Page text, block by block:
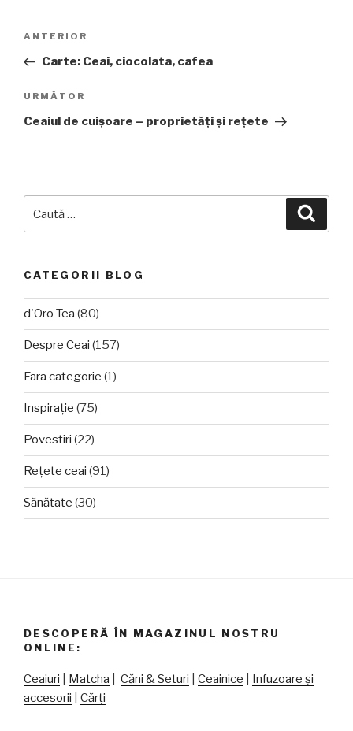
articole
Articolul
anterior
ANTERIOR
Carte: Ceai, ciocolata, cafea
Articolul
următor
URMĂTOR
Ceaiul de cuişoare – proprietăţi şi reţete
CATEGORII BLOG
d'Oro Tea (80)
Despre Ceai (157)
Fara categorie (1)
Inspirație (75)
Povestiri (22)
Rețete ceai (91)
Sănătate (30)
DESCOPERĂ ÎN MAGAZINUL NOSTRU
ONLINE:
Ceaiuri Matcha Căni & Seturi Ceainice
Infuzoare și
accesorii
Cărți